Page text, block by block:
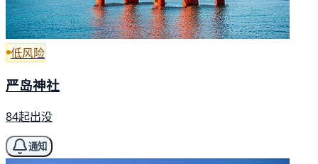
低风险
严岛神社
84起出没
通知